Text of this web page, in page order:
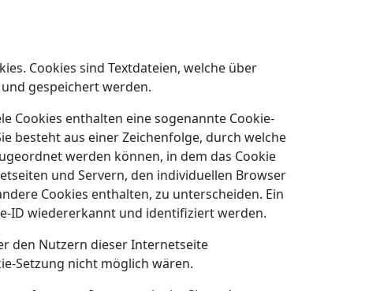
Cookies sind Textdateien, welche über
gespeichert werden.
Cookies enthalten eine sogenannte Cookie-
besteht aus einer Zeichenfolge, durch welche
werden können, in dem das Cookie
und Servern, den individuellen Browser
Cookies enthalten, zu unterscheiden. Ein
ID wiedererkannt und identifiziert werden.
den Nutzern dieser Internetseite
Setzung nicht möglich wären.